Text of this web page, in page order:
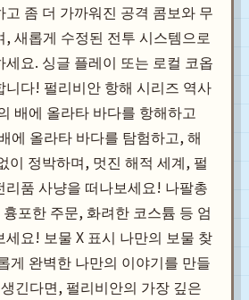
좀 더 가까워진 공격 콤보와 무
, 새롭게 수정된 전투 시스템으로
요. 싱글 플레이 또는 로컬 코옵
니다! 펄리비안 항해 시리즈 역사
배에 올라타 바다를 항해하고
에 올라타 바다를 탐험하고, 해
이 정박하며, 멋진 해적 세계, 펄
리품 사냥을 떠나보세요! 나팔총
포한 주문, 화려한 코스튬 등 엄
요! 보물 X 표시 나만의 보물 찾
게 완벽한 나만의 이야기를 만들
긴다면, 펄리비안의 가장 깊은